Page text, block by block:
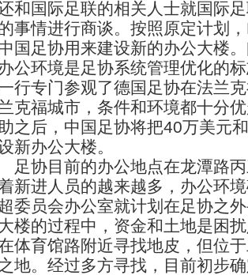
和国际足联的相关人士就国际
事情进行商谈。按照原定计划
国足协用来建设新的办公大楼
公环境是足协系统管理优化的
行专门参观了德国足协在法兰
克福城市，条件和环境都十分
之后，中国足协将把40万美元
新办公大楼。
协目前的办公地点在龙潭路丙
新进人员的越来越多，办公环
委员会办公室就计划在足协之
楼的过程中，资金和土地是困
体育馆路附近寻找地皮，但位
地。经过多方寻找，目前初步